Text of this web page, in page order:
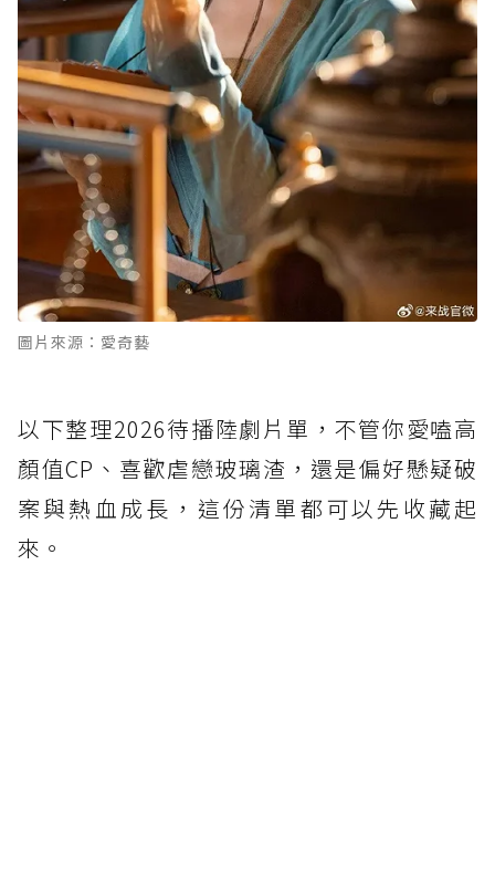
圖片來源：愛奇藝
以下整理2026待播陸劇片單，不管你愛嗑高
顏值CP、喜歡虐戀玻璃渣，還是偏好懸疑破
案與熱血成長，這份清單都可以先收藏起
來。